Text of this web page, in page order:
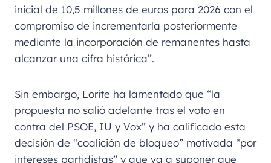
inicial de 10,5 millones de euros para 2026 con el
compromiso de incrementarla posteriormente
mediante la incorporación de remanentes hasta
alcanzar una cifra histórica”.
Sin embargo, Lorite ha lamentado que “la
propuesta no salió adelante tras el voto en
contra del PSOE, IU y Vox” y ha calificado esta
decisión de “coalición de bloqueo” motivada “por
intereses partidistas” y que va a suponer que